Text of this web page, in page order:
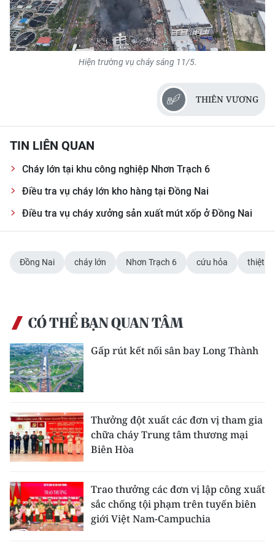
Video
Hiện trường vụ cháy sáng 11/5.
THIÊN VƯƠNG
TIN LIÊN QUAN
Cháy lớn tại khu công nghiệp Nhơn Trạch 6
Điều tra vụ cháy lớn kho hàng tại Đồng Nai
Điều tra vụ cháy xưởng sản xuất mút xốp ở Đồng Nai
Đồng Nai cháy lớn Nhơn Trạch 6 cứu hỏa thiệt
CÓ THỂ BẠN QUAN TÂM
Gấp rút kết nối sân bay Long Thành
Thưởng đột xuất các đơn vị tham gia
chữa cháy Trung tâm thương mại
Biên Hòa
Trao thưởng các đơn vị lập công xuất
sắc chống tội phạm trên tuyến biên
giới Việt Nam-Campuchia